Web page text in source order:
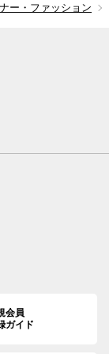
ー・ファッション
会員
ガイド